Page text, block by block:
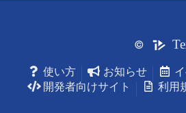
©
使い方
お知らせ
開発者向けサイト
利用